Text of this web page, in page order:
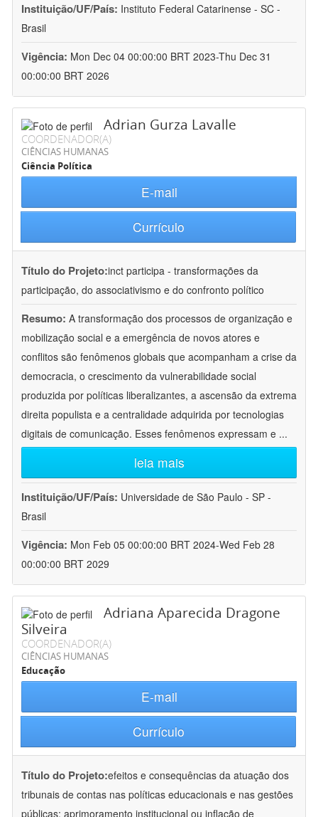
Instituição/UF/País: Instituto Federal Catarinense - SC -
Brasil
Vigência: Mon Dec 04 00:00:00 BRT 2023-Thu Dec 31
00:00:00 BRT 2026
Adrian Gurza Lavalle
COORDENADOR(A)
CIÊNCIAS HUMANAS
Ciência Política
E-mail
Currículo
Título do Projeto:inct participa - transformações da
participação, do associativismo e do confronto político
Resumo: A transformação dos processos de organização e
mobilização social e a emergência de novos atores e
conflitos são fenômenos globais que acompanham a crise da
democracia, o crescimento da vulnerabilidade social
produzida por políticas liberalizantes, a ascensão da extrema
direita populista e a centralidade adquirida por tecnologias
digitais de comunicação. Esses fenômenos expressam e ...
leia mais
Instituição/UF/País: Universidade de São Paulo - SP -
Brasil
Vigência: Mon Feb 05 00:00:00 BRT 2024-Wed Feb 28
00:00:00 BRT 2029
Adriana Aparecida Dragone
Silveira
COORDENADOR(A)
CIÊNCIAS HUMANAS
Educação
E-mail
Currículo
Título do Projeto:efeitos e consequências da atuação dos
tribunais de contas nas políticas educacionais e nas gestões
públicas: aprimoramento institucional ou inflação de